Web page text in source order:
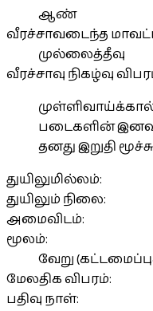
ஆண்
வீரச்சாவடைந்த
முல்லைத்தீவு
வீரச்சாவு நிகழ்வு
முள்ளிவாய்க்கால்
படைகளின்
தனது இறுதி
துயிலுமில்லம்:
துயிலும் நிலை:
அமைவிடம்:
மூலம்:
வேறு
மேலதிக விபரம்:
பதிவு நாள்: